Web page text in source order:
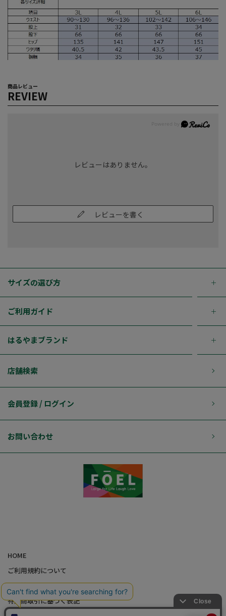
商品レビュー
REVIEW
レビューはありません。
レビューを書く
サイズの選び方
ご利用ガイド
はるやまブランド
店舗検索
会員登録 / ログイン
お問い合わせ
HOME
ご利用規約について
個人情報の取り扱いについて
特定商取引に基づく表記